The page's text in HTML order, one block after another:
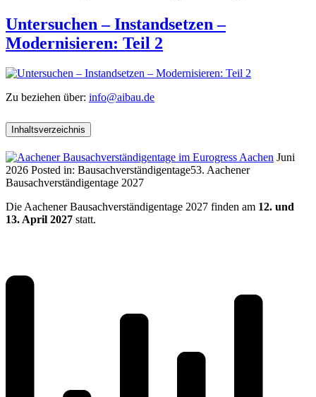
Untersuchen – Instandsetzen –
Modernisieren: Teil 2
Zu beziehen über: info@aibau.de
Inhaltsverzeichnis
Juni
2026 Posted in: Bausachverständigentage53. Aachener
Bausachverständigentage 2027
Die Aachener Bausachverständigentage 2027 finden am 12. und
13. April 2027 statt.